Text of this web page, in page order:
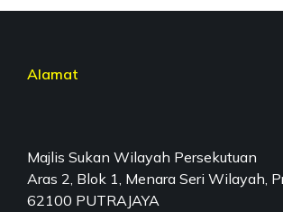
Alamat
Majlis Sukan Wilayah Persekutuan
Aras 2, Blok 1, Menara Seri Wilayah,
62100 PUTRAJAYA